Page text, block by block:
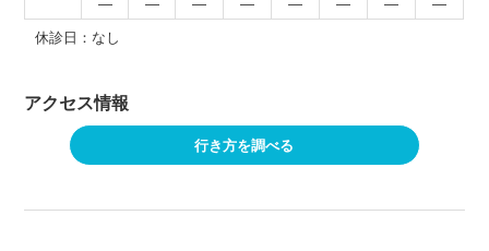
休診日：なし
アクセス情報
行き方を調べる